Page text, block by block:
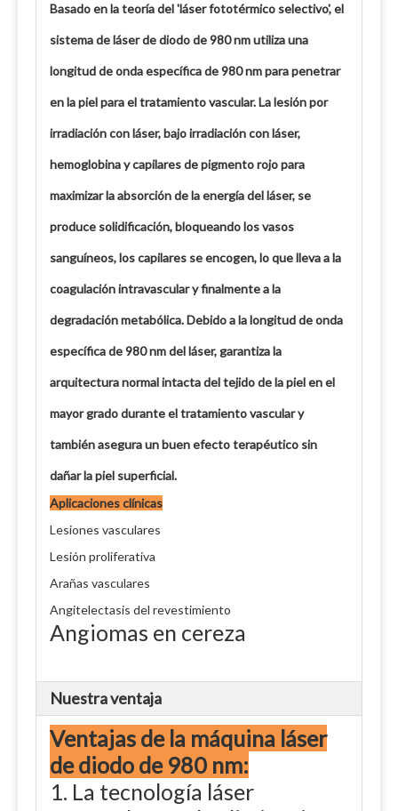
Basado en la teoría del 'láser fototérmico selectivo', el
sistema de láser de diodo de 980 nm utiliza una
longitud de onda específica de 980 nm para penetrar
en la piel para el tratamiento vascular. La lesión por
irradiación con láser, bajo irradiación con láser,
hemoglobina y capilares de pigmento rojo para
maximizar la absorción de la energía del láser, se
produce solidificación, bloqueando los vasos
sanguíneos, los capilares se encogen, lo que lleva a la
coagulación intravascular y finalmente a la
degradación metabólica. Debido a la longitud de onda
específica de 980 nm del láser, garantiza la
arquitectura normal intacta del tejido de la piel en el
mayor grado durante el tratamiento vascular y
también asegura un buen efecto terapéutico sin
dañar la piel superficial.
Aplicaciones clínicas
Lesiones vasculares
Lesión proliferativa
Arañas vasculares
Angitelectasis del revestimiento
Angiomas en cereza
Nuestra ventaja
Ventajas de la máquina láser
de diodo de 980 nm:
1. La tecnología láser